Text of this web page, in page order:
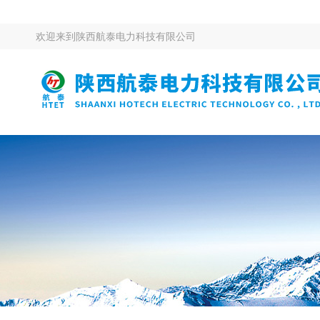
欢迎来到 陕西航泰电力科技有限公司